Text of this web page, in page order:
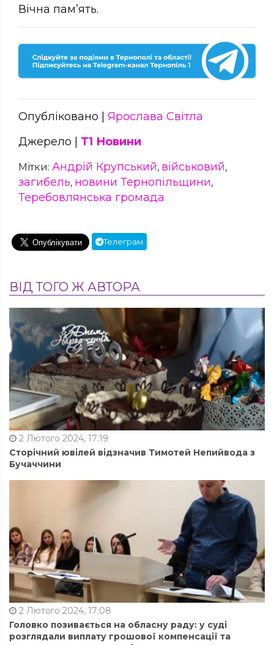
Вічна пам’ять.
Опубліковано | Ярослава Світла
Джерело | Т1 Новини
Мітки: Андрій Крупський, військовий,
загибель, новини Тернопільщини,
Теребовлянська громада
Телеграм
ВІД ТОГО Ж АВТОРА
2 Лютого 2024, 17:19
Сторічний ювілей відзначив Тимотей Непийвода з
Бучаччини
2 Лютого 2024, 17:08
Головко позивається на обласну раду: у суді
розглядали виплату грошової компенсації та